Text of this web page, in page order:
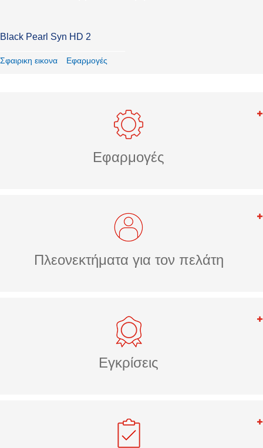
Black Pearl Syn HD 2
Σφαιρικη εικονα Εφαρμογές
Εφαρμογές
Πλεονεκτήματα για τον πελάτη
Εγκρίσεις